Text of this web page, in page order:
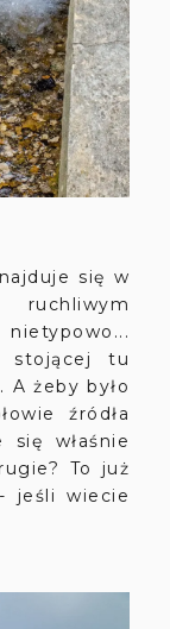
się w
ruchliwym
stojącej tu
A żeby było
źródła
właśnie
To już
jeśli wiecie